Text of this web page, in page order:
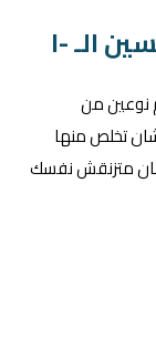
ايه علاقة الديون البنكية بتحسين الـ I-
نوعين من
تخلص منها
متزنقش نفسك